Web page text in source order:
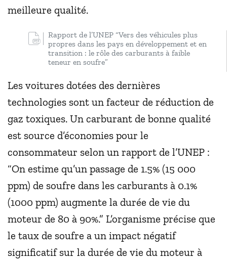
meilleure qualité.
Rapport de l’UNEP “Vers des véhicules plus
propres dans les pays en développement et en
transition : le rôle des carburants à faible
teneur en soufre”
Les voitures dotées des dernières
technologies sont un facteur de réduction de
gaz toxiques. Un carburant de bonne qualité
est source d’économies pour le
consommateur selon un rapport de l’UNEP :
“On estime qu’un passage de 1.5% (15 000
ppm) de soufre dans les carburants à 0.1%
(1000 ppm) augmente la durée de vie du
moteur de 80 à 90%.” L’organisme précise que
le taux de soufre a un impact négatif
significatif sur la durée de vie du moteur à